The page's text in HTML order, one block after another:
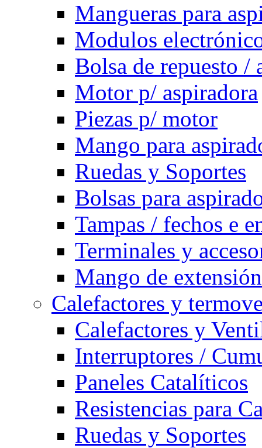
Mangueras para
Modulos
Bolsa de repuesto /
Motor p/ aspiradora
Piezas p/ motor
Mango para
Ruedas y Soportes
Bolsas para
Tampas / fechos e
Terminales y
Mango de
Calefactores y
Calefactores y
Interruptores /
Paneles Catalíticos
Resistencias para
Ruedas y Soportes